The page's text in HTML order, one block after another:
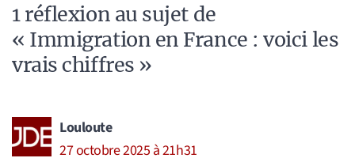
1 réflexion au sujet de
« Immigration en France : voici les
vrais chiffres »
Louloute
27 octobre 2025 à 21h31